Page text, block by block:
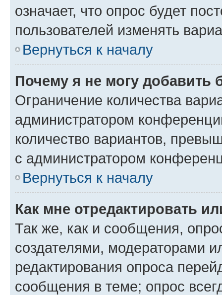
означает, что опрос будет
пользователей изменять
Вернуться к началу
Почему я не могу добавить
Ограничение количества
администратором
количество вариантов,
с администратором
Вернуться к началу
Как мне отредактировать
Так же, как и сообщения,
создателями, модераторами
редактирования опроса
сообщения в теме; опрос